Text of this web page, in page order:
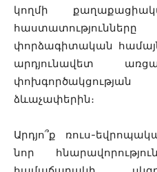
կողմի
փորձագիտական
արդյունավետ
ձևաչափերին։
Արդյո՞ք ռուս-
նոր